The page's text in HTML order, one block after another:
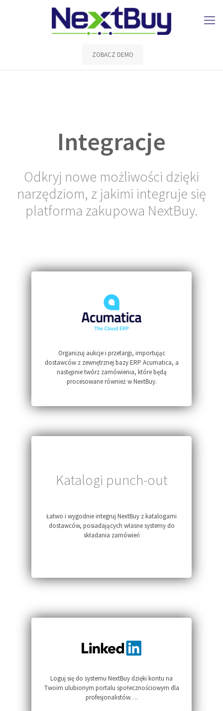
ZOBACZ DEMO
Integracje
Odkryj nowe możliwości dzięki
narzędziom, z jakimi integruje się
platforma zakupowa NextBuy.
Organizuj aukcje i przetargi, importując
dostawców z zewnętrznej bazy ERP Acumatica, a
następnie twórz zamówienia, które będą
procesowane również w NextBuy.
Katalogi punch-out
Łatwo i wygodnie integruj NextBuy z katalogami
dostawców, posiadających własne systemy do
składania zamówień
Loguj się do systemu NextBuy dzięki kontu na
Twoim ulubionym portalu społecznościowym dla
profesjonalistów….